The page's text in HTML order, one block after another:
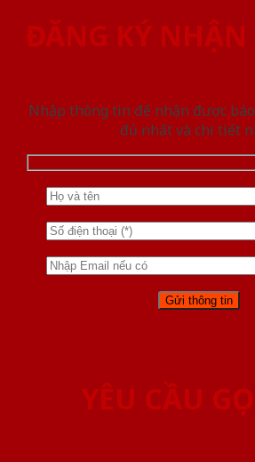
ĐĂNG KÝ NHẬN
Nhập thông tin để nhận được
đủ nhất và chi tiết
YÊU CẦU